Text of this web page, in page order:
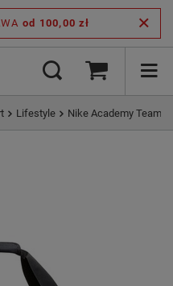
od 100,00 zł
Lifestyle Nike Academy Team